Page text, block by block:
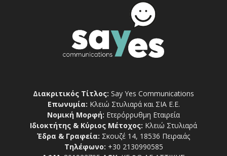
Διακριτικός Τίτλος: Say Yes Communications
Επωνυμία: Κλειώ Στυλιαρά και ΣΙΑ Ε.Ε.
Νομική Μορφή: Ετερόρρυθμη Εταιρεία
Ιδιοκτήτης & Κύριος Μέτοχος: Κλειώ Στυλιαρά
Έδρα & Γραφεία: Σκουζέ 14, 18536 Πειραιάς
Τηλέφωνο: +30 2130990585